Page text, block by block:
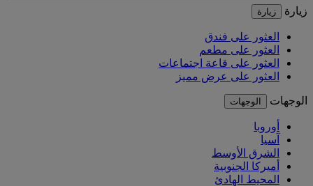
زيارة زيارة
العثور على فندق
العثور على مطعم
العثور على قاعة اجتماعات
العثور على عرض مميز
الوجهات الوجهات
أوروبا
آسيا
الشرق الأوسط
أميركا الجنوبية
المحيط الهادئ